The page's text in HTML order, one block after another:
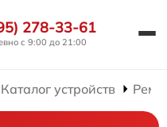
278-33-61
с 9:00 до 21:00
Каталог устройств